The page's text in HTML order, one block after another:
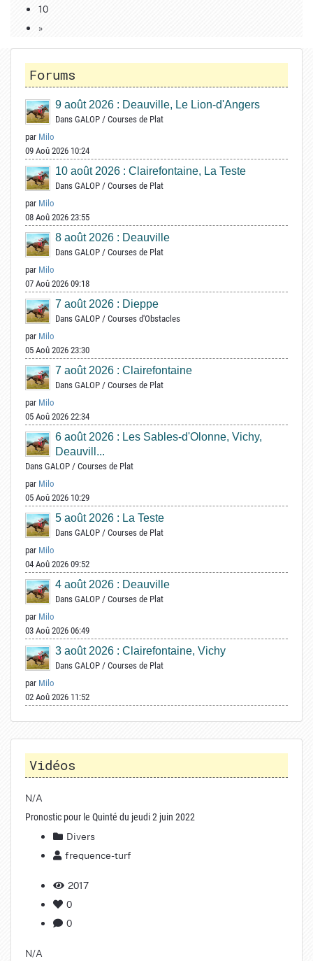
10
»
Forums
9 août 2026 : Deauville, Le Lion-d'Angers
Dans GALOP / Courses de Plat
par Milo
09 Aoû 2026 10:24
10 août 2026 : Clairefontaine, La Teste
Dans GALOP / Courses de Plat
par Milo
08 Aoû 2026 23:55
8 août 2026 : Deauville
Dans GALOP / Courses de Plat
par Milo
07 Aoû 2026 09:18
7 août 2026 : Dieppe
Dans GALOP / Courses d'Obstacles
par Milo
05 Aoû 2026 23:30
7 août 2026 : Clairefontaine
Dans GALOP / Courses de Plat
par Milo
05 Aoû 2026 22:34
6 août 2026 : Les Sables-d'Olonne, Vichy,
Deauvill...
Dans GALOP / Courses de Plat
par Milo
05 Aoû 2026 10:29
5 août 2026 : La Teste
Dans GALOP / Courses de Plat
par Milo
04 Aoû 2026 09:52
4 août 2026 : Deauville
Dans GALOP / Courses de Plat
par Milo
03 Aoû 2026 06:49
3 août 2026 : Clairefontaine, Vichy
Dans GALOP / Courses de Plat
par Milo
02 Aoû 2026 11:52
Vidéos
N/A
Pronostic pour le Quinté du jeudi 2 juin 2022
Divers
frequence-turf
2017
0
0
N/A